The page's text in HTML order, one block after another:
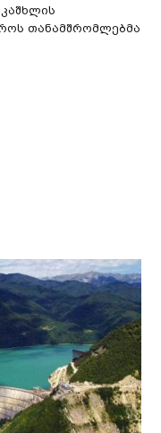
თანამშრომლებმა